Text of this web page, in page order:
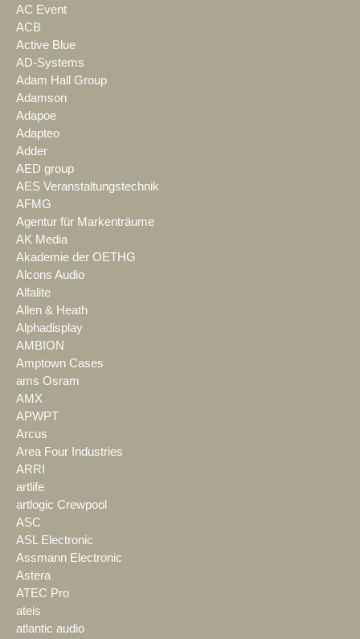
AC Event
ACB
Active Blue
AD-Systems
Adam Hall Group
Adamson
Adapoe
Adapteo
Adder
AED group
AES Veranstaltungstechnik
AFMG
Agentur für Markenträume
AK Media
Akademie der OETHG
Alcons Audio
Alfalite
Allen & Heath
Alphadisplay
AMBION
Amptown Cases
ams Osram
AMX
APWPT
Arcus
Area Four Industries
ARRI
artlife
artlogic Crewpool
ASC
ASL Electronic
Assmann Electronic
Astera
ATEC Pro
ateis
atlantic audio